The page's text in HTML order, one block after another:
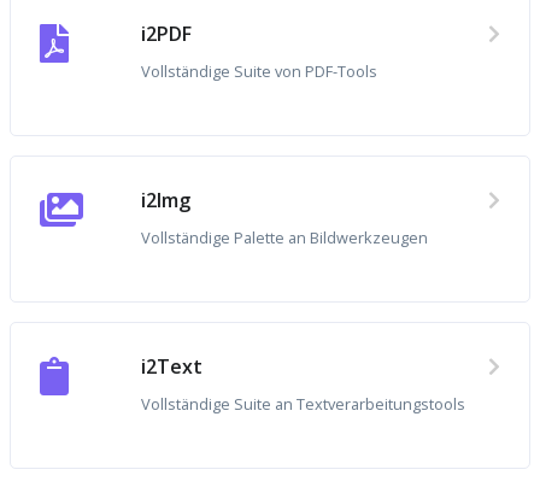
i2PDF
Vollständige Suite von PDF-Tools
i2Img
Vollständige Palette an Bildwerkzeugen
i2Text
Vollständige Suite an Textverarbeitungstools